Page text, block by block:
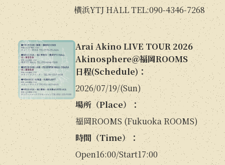
横浜YTJ HALL TEL:090-4346-7268
Arai Akino LIVE TOUR 2026
Akinosphere＠福岡ROOMS
日程(Schedule)：
2026/07/19/(Sun)
場所（Place）：
福岡ROOMS (Fukuoka ROOMS)
時間（Time）：
Open16:00/Start17:00